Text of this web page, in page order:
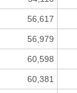
56,617
56,979
60,598
60,381